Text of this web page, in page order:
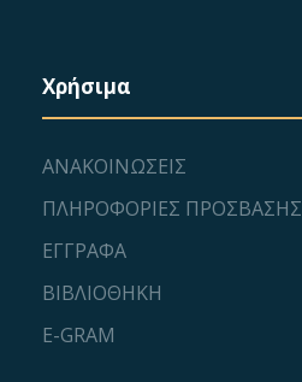
Χρήσιμα
ΑΝΑΚΟΙΝΩΣΕΙΣ
ΠΛΗΡΟΦΟΡΙΕΣ ΠΡΟΣΒΑΣΗΣ
ΕΓΓΡΑΦΑ
ΒΙΒΛΙΟΘΗΚΗ
E-GRAM